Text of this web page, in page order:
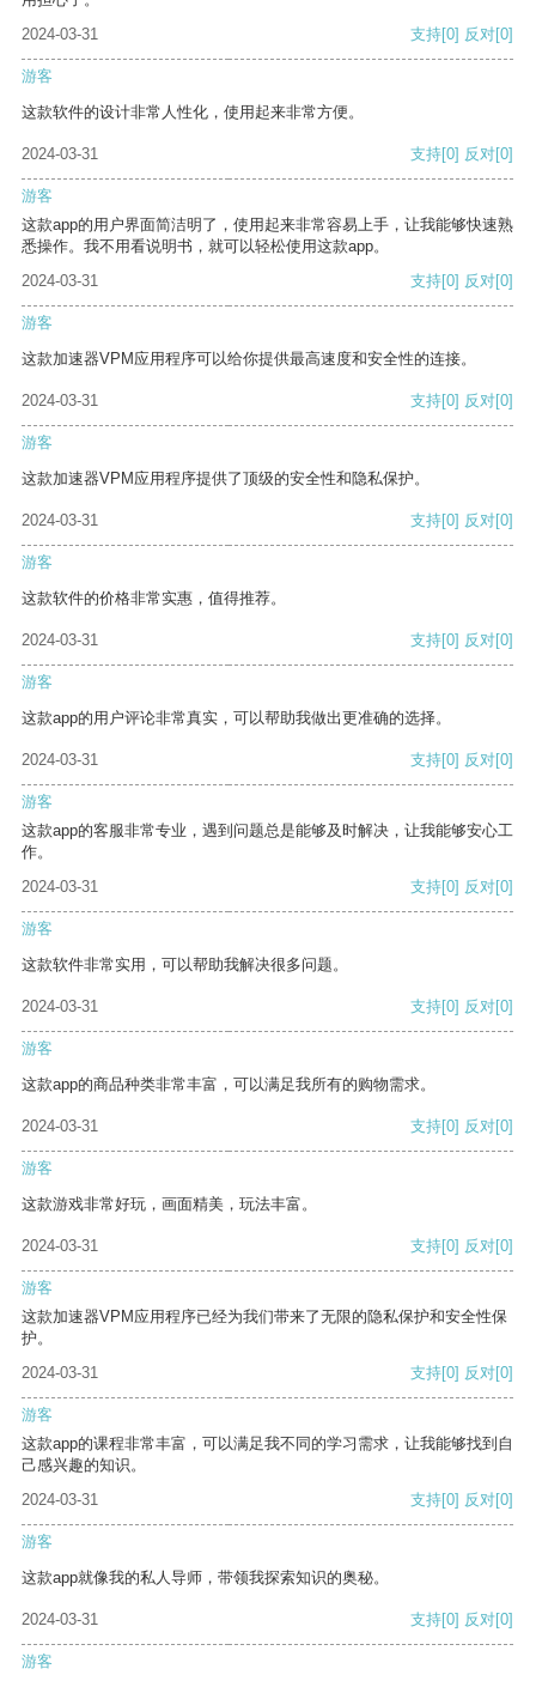
2024-03-31
支持[0] 反对[0]
游客
这款软件的设计非常人性化，使用起来非常方便。
2024-03-31 支持[0] 反对[0]
游客
这款app的用户界面简洁明了，使用起来非常容易上手，让我能够快速熟
悉操作。我不用看说明书，就可以轻松使用这款app。
2024-03-31
支持[0] 反对[0]
游客
这款加速器VPM应用程序可以给你提供最高速度和安全性的连接。
2024-03-31 支持[0] 反对[0]
游客
这款加速器VPM应用程序提供了顶级的安全性和隐私保护。
2024-03-31 支持[0] 反对[0]
游客
这款软件的价格非常实惠，值得推荐。
2024-03-31 支持[0] 反对[0]
游客
这款app的用户评论非常真实，可以帮助我做出更准确的选择。
2024-03-31 支持[0] 反对[0]
游客
这款app的客服非常专业，遇到问题总是能够及时解决，让我能够安心工
作。
2024-03-31
支持[0] 反对[0]
游客
这款软件非常实用，可以帮助我解决很多问题。
2024-03-31 支持[0] 反对[0]
游客
这款app的商品种类非常丰富，可以满足我所有的购物需求。
2024-03-31 支持[0] 反对[0]
游客
这款游戏非常好玩，画面精美，玩法丰富。
2024-03-31 支持[0] 反对[0]
游客
这款加速器VPM应用程序已经为我们带来了无限的隐私保护和安全性保
护。
2024-03-31
支持[0] 反对[0]
游客
这款app的课程非常丰富，可以满足我不同的学习需求，让我能够找到自
己感兴趣的知识。
2024-03-31
支持[0] 反对[0]
游客
这款app就像我的私人导师，带领我探索知识的奥秘。
2024-03-31 支持[0] 反对[0]
游客